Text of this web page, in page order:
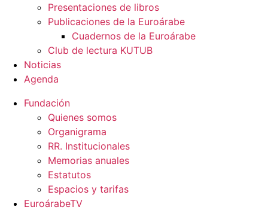
Presentaciones de libros
Publicaciones de la Euroárabe
Cuadernos de la Euroárabe
Club de lectura KUTUB
Noticias
Agenda
Fundación
Quienes somos
Organigrama
RR. Institucionales
Memorias anuales
Estatutos
Espacios y tarifas
EuroárabeTV